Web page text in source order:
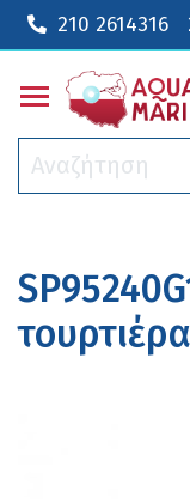
210 2614316
Toggle main